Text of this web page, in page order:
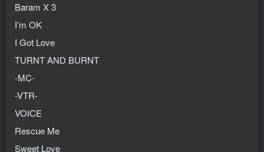
Baram X 3
I’m OK
I Got Love
TURNT AND BURNT
-MC-
-VTR-
VOICE
Rescue Me
Sweet Love